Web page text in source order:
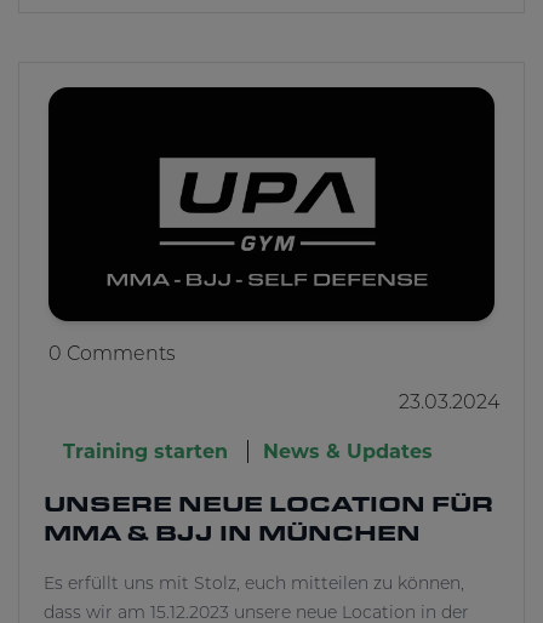
0 Comments
23.03.2024
Training starten News & Updates
UNSERE NEUE LOCATION FÜR
MMA & BJJ IN MÜNCHEN
Es erfüllt uns mit Stolz, euch mitteilen zu können,
dass wir am 15.12.2023 unsere neue Location in der